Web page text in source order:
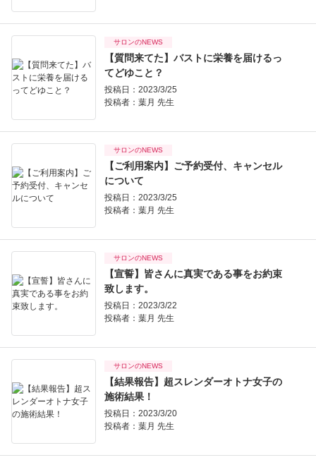
サロンのNEWS
【質問来てた】バストに栄養を届けるっ
てどゆこと？
投稿日：2023/3/25
投稿者： 葉月 先生
サロンのNEWS
【ご利用案内】ご予約受付、キャンセル
について
投稿日：2023/3/25
投稿者： 葉月 先生
サロンのNEWS
【宣誓】皆さんに真実である事をお約束
致します。
投稿日：2023/3/22
投稿者： 葉月 先生
サロンのNEWS
【結果報告】超スレンダーオトナ女子の
施術結果！
投稿日：2023/3/20
投稿者： 葉月 先生